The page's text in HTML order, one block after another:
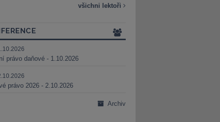
všichni lektoři
právo daňové - 1.10.2026
právo 2026 - 2.10.2026
Archiv